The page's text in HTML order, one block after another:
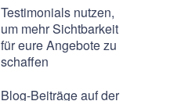
Testimonials nutzen,
um mehr Sichtbarkeit
für eure Angebote zu
schaffen
Blog-Beiträge auf der